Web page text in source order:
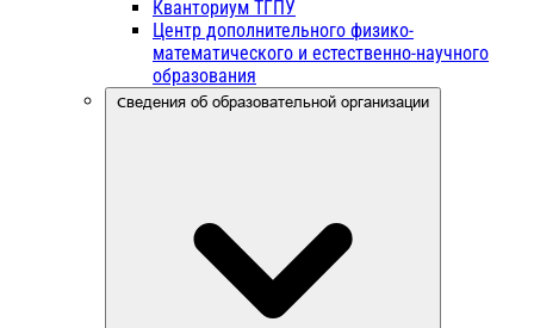
Кванториум ТГПУ
Центр дополнительного физико-
математического и естественно-научного
образования
Сведения об образовательной организации